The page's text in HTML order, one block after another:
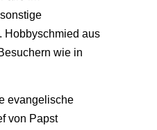
Hobbyschmied aus
wie in
evangelische
von Papst